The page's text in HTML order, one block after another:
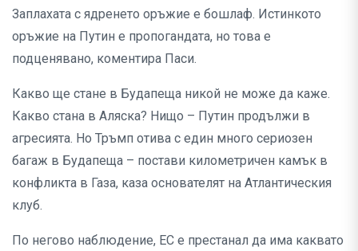
Заплахата с ядренето оръжие е бошлаф. Истинкото
оръжие на Путин е пропогандата, но това е
подценявано, коментира Паси.
Какво ще стане в Будапеща никой не може да каже.
Какво стана в Аляска? Нищо – Путин продължи в
агресията. Но Тръмп отива с един много сериозен
багаж в Будапеща – постави километричен камък в
конфликта в Газа, каза основателят на Атлантическия
клуб.
По негово наблюдение, ЕС е престанал да има каквато